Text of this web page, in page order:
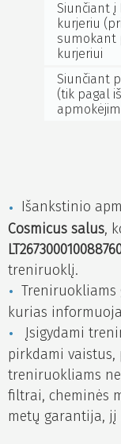
Siunčiant į
kurjeriu
sumokant
kurjeriui
Siunčiant
(tik pagal
Išankstinio
Cosmicus salus,
treniruoklį.
Treniruokliams
kurias
Įsigydami
pirkdami
treniruokliams
filtrai, cheminės
metų garantija,